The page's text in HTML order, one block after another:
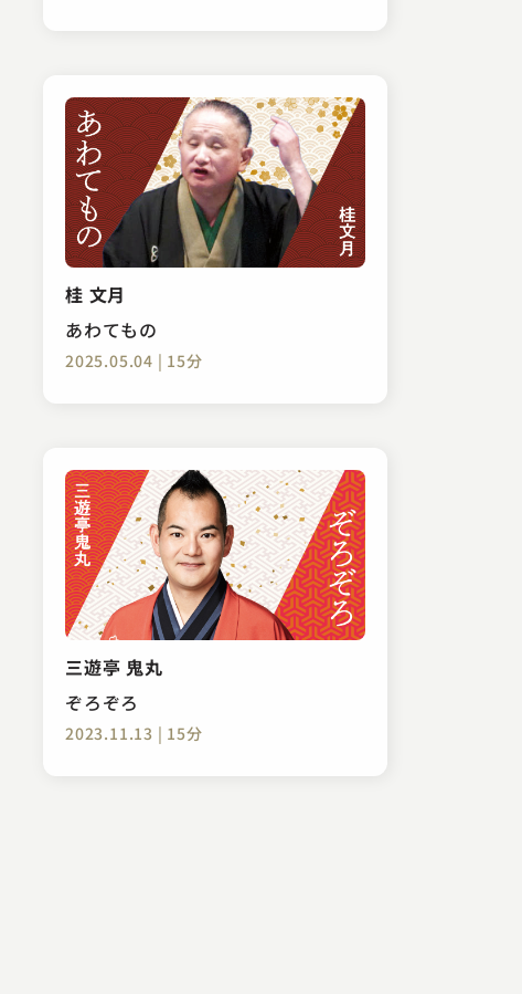
桂 文月
あわてもの
2025.05.04 | 15分
三遊亭 鬼丸
ぞろぞろ
2023.11.13 | 15分